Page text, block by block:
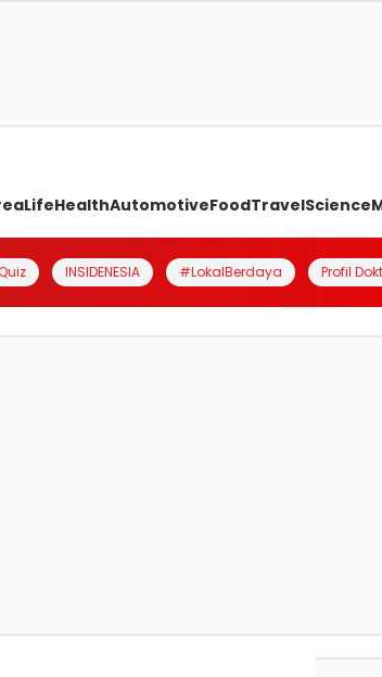
LifeHealthAutomotiveFoodTravelScience
INSIDENESIA #LokalBerdaya Profil